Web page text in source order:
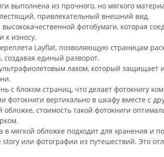
выполнена из прочного, но мягкого
привлекательный внешний вид.
фотобумаги, которая
к износу.
Layflat, позволяющую страницам
единый разворот.
лаком, который защищает
с блоком страниц, что делает фотокнигу
фотокниги вертикально в шкафу вместе с
обложке, стоимость такой фотокниги
в мягкой обложке подходит для хранения и
или фотографии из путешествий. Это